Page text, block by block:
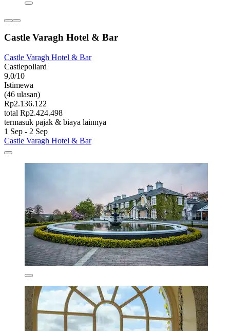
Castle Varagh Hotel & Bar
Castle Varagh Hotel & Bar
Castlepollard
9,0/10
Istimewa
(46 ulasan)
Rp2.136.122
total Rp2.424.498
termasuk pajak & biaya lainnya
1 Sep - 2 Sep
Castle Varagh Hotel & Bar